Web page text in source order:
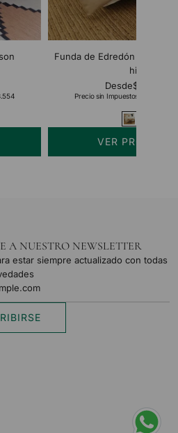
Funda de Edredón Bamboo
hilos
Desde$254.000
Precio sin Impuestos Nacionales:
VER
A NUESTRO NEWSLETTER
estar siempre actualizado con todas